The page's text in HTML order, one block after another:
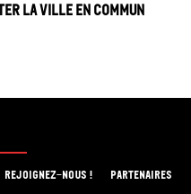
la ville en commun
REJOIGNEZ-NOUS ! PARTENAIRES